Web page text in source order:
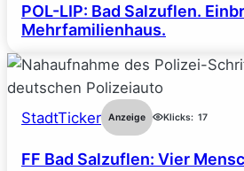
POL-LIP: Bad Salzuflen.
Mehrfamilienhaus.
StadtTicker Anzeige Klicks: 17
FF Bad Salzuflen: Vier